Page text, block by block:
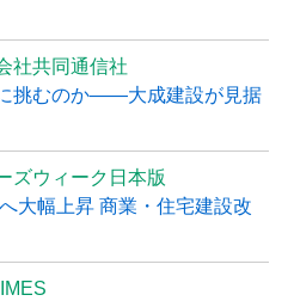
社共同通信社
挑むのか――大成建設が見据
ズウィーク日本版
大幅上昇 商業・住宅建設改